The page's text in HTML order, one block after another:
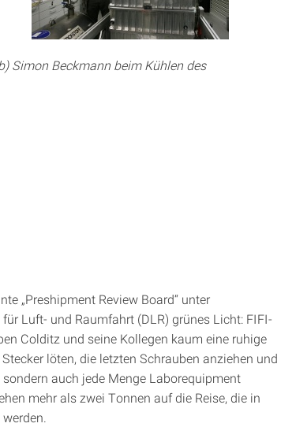
Simon Beckmann beim Kühlen des
„Preshipment Review Board“ unter
Luft- und Raumfahrt (DLR) grünes Licht: FIFI-
Colditz und seine Kollegen kaum eine ruhige
löten, die letzten Schrauben anziehen und
auch jede Menge Laborequipment
mehr als zwei Tonnen auf die Reise, die in